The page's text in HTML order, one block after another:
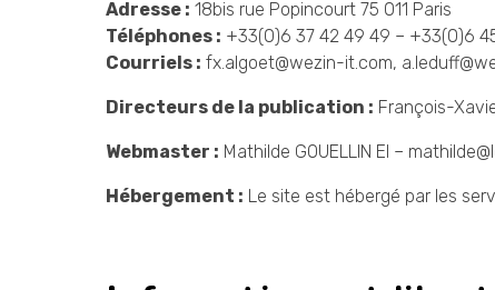
Adresse : 18bis rue Popincourt 75 011 Paris
Téléphones : +33(0)6 37 42 49 49 – +33(0)6
Courriels : fx.algoet@wezin-it.com,
Directeurs de la publication : François-
Webmaster : Mathilde GOUELLIN EI –
Hébergement : Le site est hébergé par les